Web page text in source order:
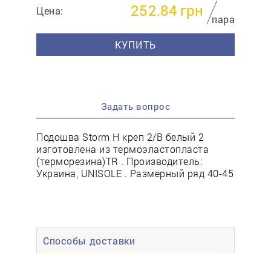
Способы доставки
Цена: 252.84 грн
пара
КУПИТЬ
Задать вопрос
Подошва Storm Н креп 2/В белый 2
изготовлена из термоэластопласта
(терморезина)TR . Производитель:
Украина, UNISOLE . Размерный ряд 40-45